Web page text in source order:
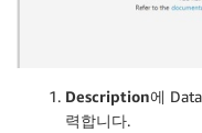
Description에
력합니다.